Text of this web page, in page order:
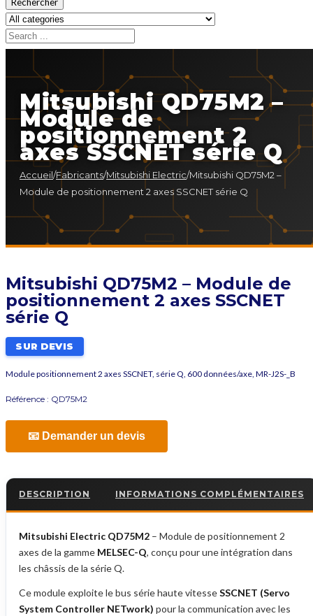
Mitsubishi QD75M2 –
Module de
positionnement 2
axes SSCNET série Q
Accueil/Fabricants/Mitsubishi Electric/Mitsubishi QD75M2 –
Module de positionnement 2 axes SSCNET série Q
Mitsubishi QD75M2 – Module de
positionnement 2 axes SSCNET
série Q
SUR DEVIS
Module positionnement 2 axes SSCNET, série Q, 600 données/axe, MR-J2S-_B
Référence : QD75M2
📧 Demander un devis
DESCRIPTION INFORMATIONS COMPLÉMENTAIRES
Mitsubishi Electric QD75M2 – Module de positionnement 2
axes de la gamme MELSEC-Q, conçu pour une intégration dans
les châssis de la série Q.
Ce module exploite le bus série haute vitesseSSCNET (Servo
System Controller NETwork) pour la communication avec les